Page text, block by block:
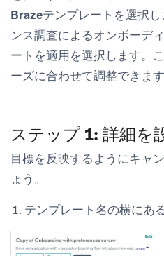
Brazeテンプレート を選択し
ンス調査によるオンボーデ
ートを適用を選択します。
ーズに合わせて調整できます
ステップ 1: 詳細を
目標を反映するようにキャ
ょう。
テンプレート名の横にあ